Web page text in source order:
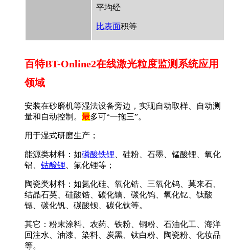
平均经
比表面积等
百特BT-Online2在线激光粒度监测系统应用
领域
安装在砂磨机等湿法设备旁边，实现自动取样、自动测
量和自动控制。 最多可“一拖三”。
用于湿式研磨生产；
能源类材料：如磷酸铁锂 、硅粉、石墨、锰酸锂、氧化
铝、 钴酸锂 、氟化锂等；
陶瓷类材料：如氮化硅、氧化锆、三氧化钨、莫来石、
结晶石英、硅酸锆、碳化镐、碳化钨、氧化钇、钛酸
锶、碳化钒、碳酸钡、碳化钛等。
其它：粉末涂料、农药、铁粉、铜粉、石油化工、海洋
回注水、油漆、染料、炭黑、钛白粉、陶瓷粉、化妆品
等。